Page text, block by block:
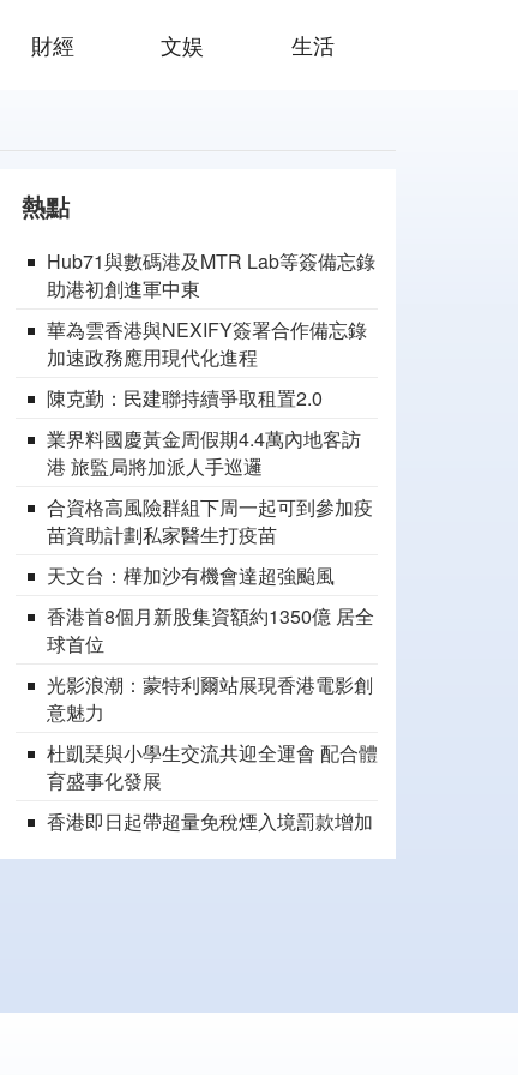
財經 文娱 生活
熱點
Hub71與數碼港及MTR Lab等簽備忘錄
助港初創進軍中東
華為雲香港與NEXIFY簽署合作備忘錄
加速政務應用現代化進程
陳克勤：民建聯持續爭取租置2.0
業界料國慶黃金周假期4.4萬內地客訪
港 旅監局將加派人手巡邏
合資格高風險群組下周一起可到參加疫
苗資助計劃私家醫生打疫苗
天文台：樺加沙有機會達超強颱風
香港首8個月新股集資額約1350億 居全
球首位
光影浪潮：蒙特利爾站展現香港電影創
意魅力
杜凱琹與小學生交流共迎全運會 配合體
育盛事化發展
香港即日起帶超量免稅煙入境罰款增加